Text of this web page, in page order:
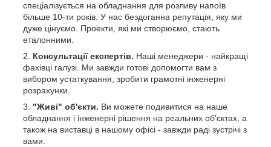
спеціалізується на обладнання для розливу напоїв
більше 10-ти років. У нас бездоганна репутація, яку ми
дуже цінуємо. Проекти, які ми створюємо, стають
еталонними.
Консультації експертів. Наші менеджери - найкращі
фахівці галузі. Ми завжди готові допомогти вам з
вибором устаткування, зробити грамотні інженерні
розрахунки.
"Живі" об'єкти. Ви можете подивитися на наше
обладнання і інженерні рішення на реальних об'єктах, а
також на виставці в нашому офісі - завжди раді зустрічі з
вами.